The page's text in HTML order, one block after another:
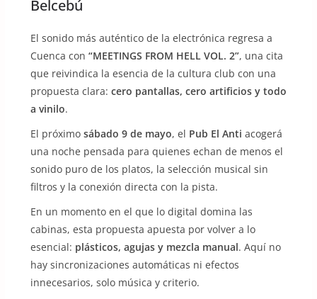
Belcebú
El sonido más auténtico de la electrónica regresa a
Cuenca con “MEETINGS FROM HELL VOL. 2”, una cita
que reivindica la esencia de la cultura club con una
propuesta clara: cero pantallas, cero artificios y todo
a vinilo.
El próximo sábado 9 de mayo, el Pub El Anti acogerá
una noche pensada para quienes echan de menos el
sonido puro de los platos, la selección musical sin
filtros y la conexión directa con la pista.
En un momento en el que lo digital domina las
cabinas, esta propuesta apuesta por volver a lo
esencial: plásticos, agujas y mezcla manual. Aquí no
hay sincronizaciones automáticas ni efectos
innecesarios, solo música y criterio.